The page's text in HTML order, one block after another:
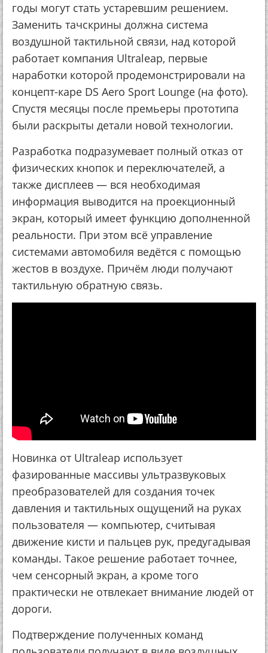
годы могут стать устаревшим решением.
Заменить тачскрины должна система
воздушной тактильной связи, над которой
работает компания Ultraleap, первые
наработки которой продемонстрировали на
концепт-каре DS Aero Sport Lounge (на фото).
Спустя месяцы после премьеры прототипа
были раскрыты детали новой технологии.
Разработка подразумевает полный отказ от
физических кнопок и переключателей, а
также дисплеев — вся необходимая
информация выводится на проекционный
экран, который имеет функцию дополненной
реальности. При этом всё управление
системами автомобиля ведётся с помощью
жестов в воздухе. Причём люди получают
тактильную обратную связь.
Новинка от Ultraleap использует
фазированные массивы ультразвуковых
преобразователей для создания точек
давления и тактильных ощущений на руках
пользователя — компьютер, считывая
движение кисти и пальцев рук, предугадывая
команды. Такое решение работает точнее,
чем сенсорный экран, а кроме того
практически не отвлекает внимание людей от
дороги.
Подтверждение полученных команд